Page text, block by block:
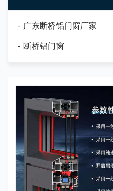
- 广东断桥铝门窗厂家
- 断桥铝门窗